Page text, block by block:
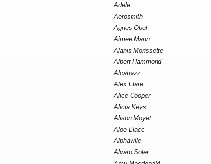
Adele
Aerosmith
Agnes Obel
Aimee Mann
Alanis Morissette
Albert Hammond
Alcatrazz
Alex Clare
Alice Cooper
Alicia Keys
Alison Moyet
Aloe Blacc
Alphaville
Alvaro Soler